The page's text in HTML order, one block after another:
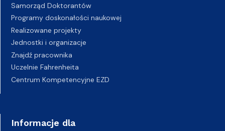
Samorząd Doktorantów
Programy doskonałości naukowej
Realizowane projekty
Jednostki i organizacje
Znajdź pracownika
Uczelnie Fahrenheita
Centrum Kompetencyjne EZD
Informacje dla